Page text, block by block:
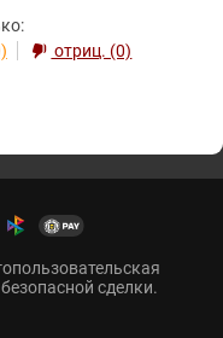
отриц. (0)
сделки.